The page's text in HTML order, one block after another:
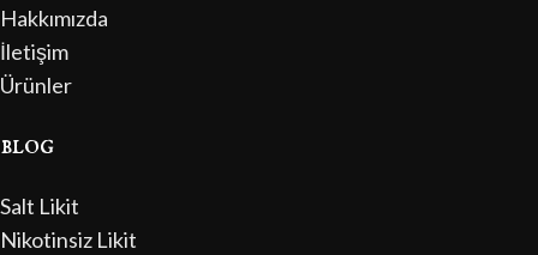
Hakkımızda
İletişim
Ürünler
blog
Salt Likit
Nikotinsiz Likit